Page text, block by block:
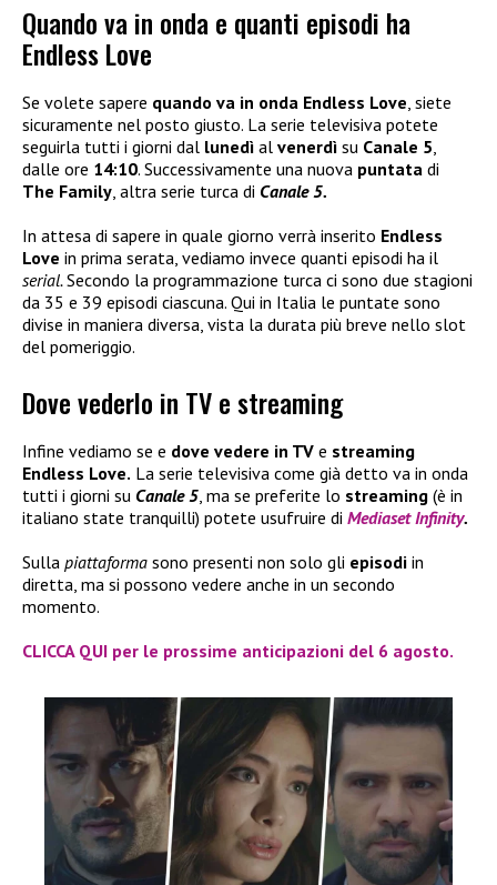
Quando va in onda e quanti episodi ha
Endless Love
Se volete sapere quando va in onda Endless Love , siete
sicuramente nel posto giusto. La serie televisiva potete
seguirla tutti i giorni dal lunedì al venerdì su Canale 5
dalle ore 14:10. Successivamente una nuova puntata di
The Family , altra serie turca di Canale 5.
In attesa di sapere in quale giorno verrà inserito Endless
Love in prima serata, vediamo invece quanti episodi ha il
serial.Secondo la programmazione turca ci sono due stagioni
da 35 e 39 episodi ciascuna. Qui in Italia le puntate sono
divise in maniera diversa, vista la durata più breve nello slot
del pomeriggio.
Dove vederlo in TV e streaming
Infine vediamo se e dove vedere in TV e streaming
Endless Love. La serie televisiva come già detto va in onda
tutti i giorni su Canale 5, ma se preferite lo streaming (è in
italiano state tranquilli) potete usufruire di Mediaset Infinity.
Sulla piattaforma sono presenti non solo gli episodi in
diretta, ma si possono vedere anche in un secondo
momento.
CLICCA QUI per le prossime anticipazioni del 6 agosto.